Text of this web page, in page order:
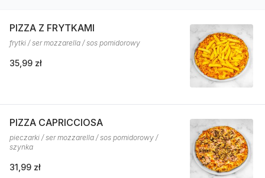
PIZZA Z FRYTKAMI
frytki / ser mozzarella / sos pomidorowy
35,99 zł
PIZZA CAPRICCIOSA
pieczarki / ser mozzarella / sos pomidorowy /
szynka
31,99 zł